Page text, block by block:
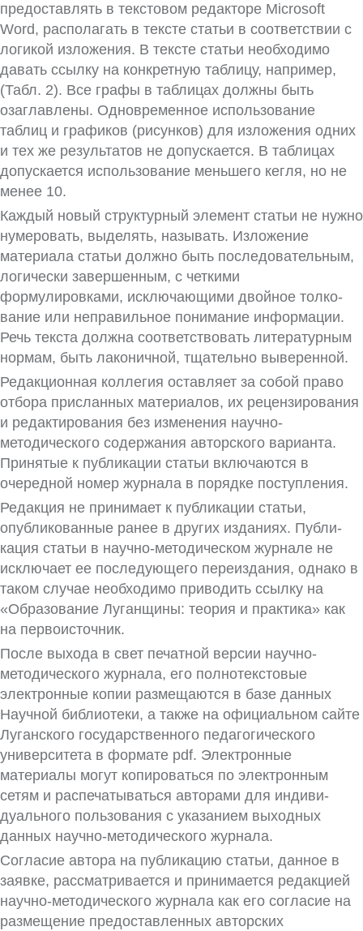
предоставлять в текстовом редакторе Microsoft
Word, располагать в тексте статьи в соответствии с
логикой изложения. В тексте статьи необходимо
давать ссылку на конкретную таблицу, например,
(Табл. 2). Все графы в таблицах должны быть
озаглавлены. Одновременное использование
таблиц и графиков (рисунков) для изложения одних
и тех же результатов не допуска­ется. В таблицах
допускается использование мень­шего кегля, но не
менее 10.
Каждый новый структурный элемент статьи не нужно
нумеровать, выделять, называть. Изло­жение
материала статьи должно быть последо­вательным,
логически завершенным, с четкими
формулировками, исключающими двойное толко­
вание или неправильное понимание информации.
Речь текста должна соответствовать литературным
нормам, быть лаконичной, тщательно выверенной.
Редакционная коллегия оставляет за собой право
отбора присланных материалов, их рецен­зирования
и редактирования без изменения научно-
методического содержания авторского варианта.
Принятые к публикации статьи вклю­чаются в
очередной номер журнала в порядке поступления.
Редакция не принимает к публикации статьи,
опубликованные ранее в других изданиях. Публи­
кация статьи в научно-методическом журнале не
исключает ее последующего переиздания, однако в
таком случае необходимо приводить ссылку на
«Образование Луганщины: теория и практика» как
на первоисточник.
После выхода в свет печатной версии научно-
методического журнала, его полнотекстовые
электронные копии размещаются в базе данных
Научной библиотеки, а также на официальном сайте
Луганского государственного педагогиче­ского
университета в формате pdf. Электронные
материалы могут копироваться по электронным
сетям и распечатываться авторами для индиви­
дуального пользования с указанием выходных
данных научно-методического журнала.
Согласие автора на публикацию статьи, данное в
заявке, рассматривается и принимается редакцией
научно-методического журнала как его согласие на
размещение предоставленных авторских